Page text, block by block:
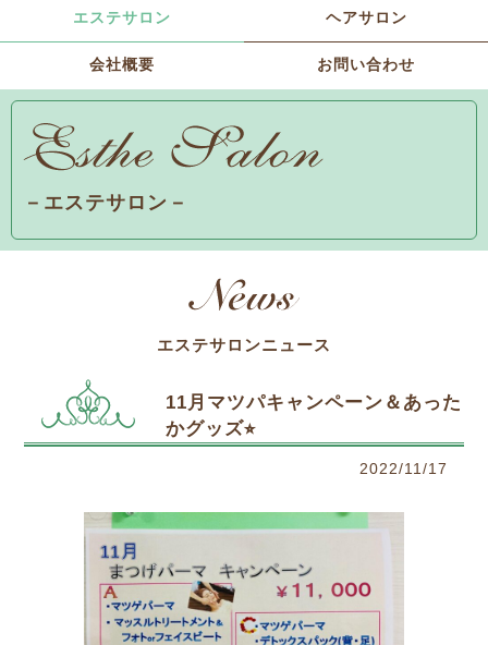
エステサロン ヘアサロン
会社概要 お問い合わせ
－エステサロン－
エステサロンニュース
11月マツパキャンペーン＆あった
かグッズ⭐︎
2022/11/17